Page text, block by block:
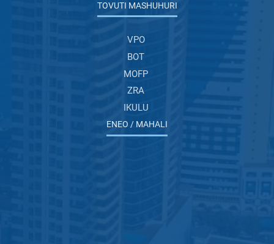
TOVUTI MASHUHURI
VPO
BOT
MOFP
ZRA
IKULU
ENEO / MAHALI